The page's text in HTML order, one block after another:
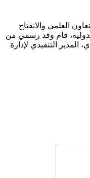
العلمي والانفتاح
قام وفد رسمي من
المدير التنفيذي لإدارة